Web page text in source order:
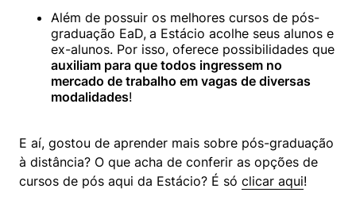
Além de possuir os melhores cursos de pós-
graduação EaD, a Estácio acolhe seus alunos e
auxiliam para que todos ingressem no
mercado de trabalho em vagas de diversas
modalidades!
E aí, gostou de aprender mais sobre pós-graduação
à distância? O que acha de conferir as opções de
cursos de pós aqui da Estácio? É só clicar aqui!